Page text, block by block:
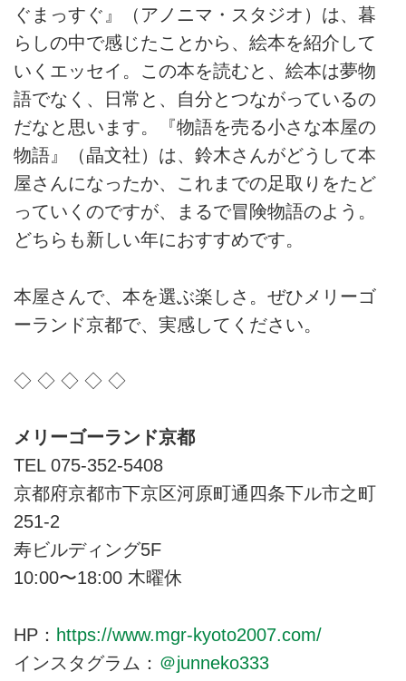
ぐまっすぐ』（アノニマ・スタジオ）は、暮
らしの中で感じたことから、絵本を紹介して
いくエッセイ。この本を読むと、絵本は夢物
語でなく、日常と、自分とつながっているの
だなと思います。『物語を売る小さな本屋の
物語』（晶文社）は、鈴木さんがどうして本
屋さんになったか、これまでの足取りをたど
っていくのですが、まるで冒険物語のよう。
どちらも新しい年におすすめです。
本屋さんで、本を選ぶ楽しさ。ぜひメリーゴ
ーランド京都で、実感してください。
◇ ◇ ◇ ◇ ◇
メリーゴーランド京都
TEL 075-352-5408
京都府京都市下京区河原町通四条下ル市之町
251-2
寿ビルディング5F
10:00〜18:00 木曜休
HP： https://www.mgr-kyoto2007.com/
インスタグラム： ＠junneko333